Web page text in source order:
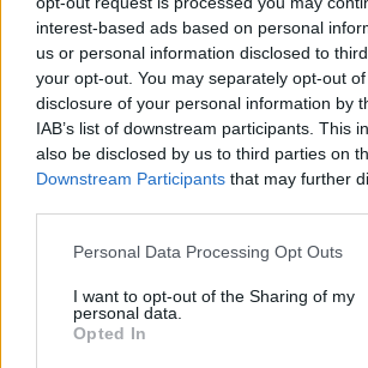
interest-based ads based on personal
us or personal information disclosed to
your opt-out. You may separately opt-out
disclosure of your personal information by
IAB’s list of downstream participants. This
also be disclosed by us to third parties on
Downstream Participants that may further
Personal Data Processing Opt Outs
I want to opt-out of the Sharing of my
personal data.
Opted In
mintadarabon, vagy kérdezze meg az eladótól.
Ha már a fiókról esett szó, akkor itt említek meg
szempontot, amit szintén ajánlok figyelmükbe. A
miatt sok esetben nem lehet úgy vízszintesen
hogy annak fiókjai az oldalfalakra merőlegesen,
álljanak. Ilyenkor bosszantó, hogy a drága pénzért
mindig bántja a szemünket a nem egyvonalban
építészeti hibát úgy küszöböljük ki, hogy a fiók
mm-el állítható. Ezzel a megoldással minden